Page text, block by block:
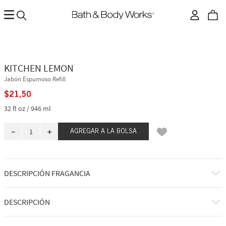
KITCHEN LEMON
Jabón Espumoso Refill
$21,50
32 fl oz / 946 ml
＋
－ AGREGAR A LA BOLSA
DESCRIPCIÓN FRAGANCIA
A qué huele: limpio, brillante, frescura cítrica.
DESCRIPCIÓN